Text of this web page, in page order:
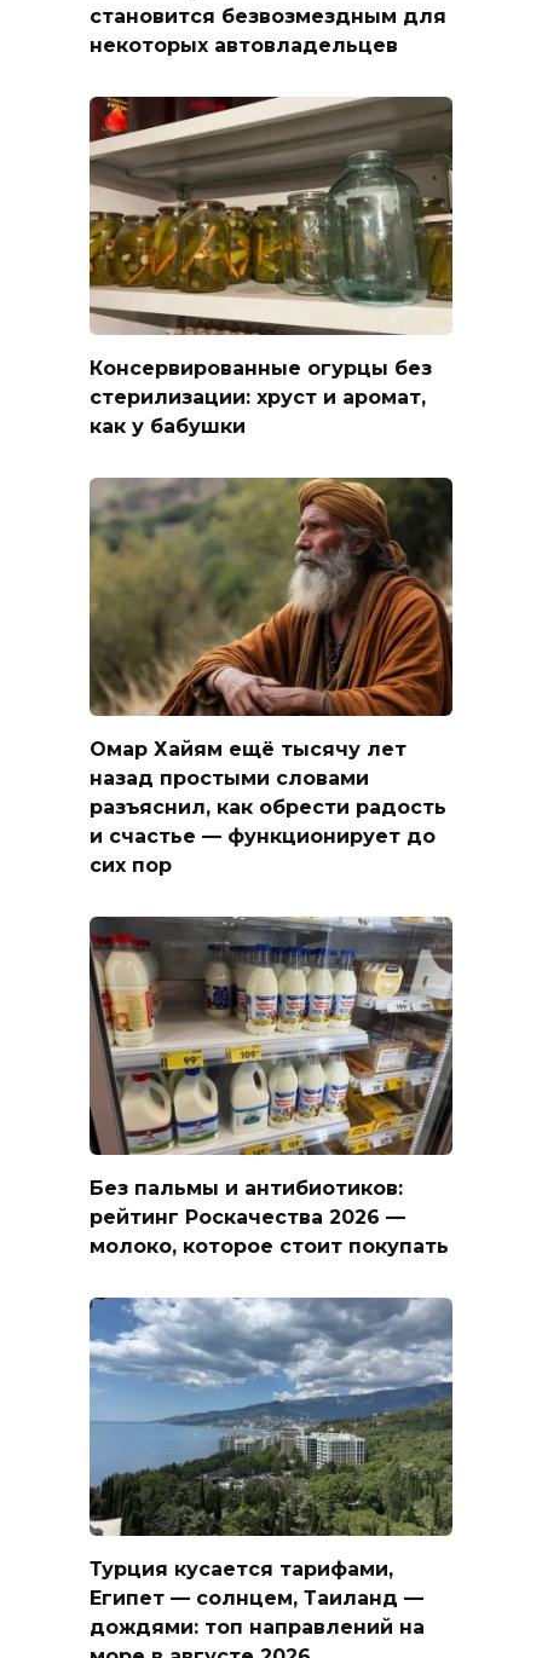
становится безвозмездным для
некоторых автовладельцев
Консервированные огурцы без
стерилизации: хруст и аромат,
как у бабушки
Омар Хайям ещё тысячу лет
назад простыми словами
разъяснил, как обрести радость
и счастье — функционирует до
сих пор
Без пальмы и антибиотиков:
рейтинг Роскачества 2026 —
молоко, которое стоит покупать
Турция кусается тарифами,
Египет — солнцем, Таиланд —
дождями: топ направлений на